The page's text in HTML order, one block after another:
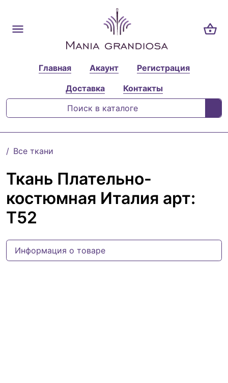
Главная Акаунт
Регистрация
Доставка
Контакты
Все ткани
Ткань Плательно-
костюмная Италия арт:
T52
Информация о товаре